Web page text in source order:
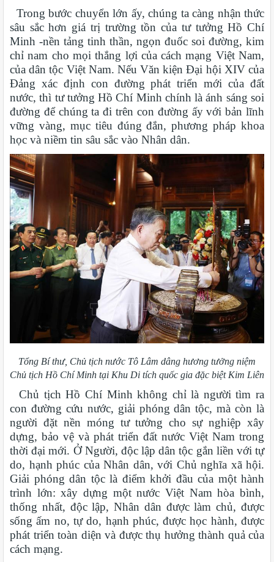
Trong bước chuyển lớn ấy, chúng ta càng nhận thức
sâu sắc hơn giá trị trường tồn của tư tưởng Hồ Chí
Minh -nền tảng tinh thần, ngọn đuốc soi đường, kim
chỉ nam cho mọi thắng lợi của cách mạng Việt Nam,
của dân tộc Việt Nam. Nếu Văn kiện Đại hội XIV của
Đảng xác định con đường phát triển mới của đất
nước, thì tư tưởng Hồ Chí Minh chính là ánh sáng soi
đường để chúng ta đi trên con đường ấy với bản lĩnh
vững vàng, mục tiêu đúng đắn, phương pháp khoa
học và niềm tin sâu sắc vào Nhân dân.
Tổng Bí thư, Chủ tịch nước Tô Lâm dâng hương tưởng niệm
Chủ tịch Hồ Chí Minh tại Khu Di tích quốc gia đặc biệt Kim Liên
Chủ tịch Hồ Chí Minh không chỉ là người tìm ra
con đường cứu nước, giải phóng dân tộc, mà còn là
người đặt nền móng tư tưởng cho sự nghiệp xây
dựng, bảo vệ và phát triển đất nước Việt Nam trong
thời đại mới. Ở Người, độc lập dân tộc gắn liền với tự
do, hạnh phúc của Nhân dân, với Chủ nghĩa xã hội.
Giải phóng dân tộc là điểm khởi đầu của một hành
trình lớn: xây dựng một nước Việt Nam hòa bình,
thống nhất, độc lập, Nhân dân được làm chủ, được
sống ấm no, tự do, hạnh phúc, được học hành, được
phát triển toàn diện và được thụ hưởng thành quả của
cách mạng.